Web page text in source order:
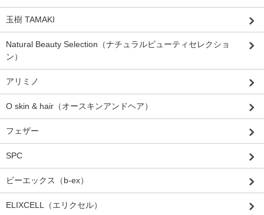
玉樹 TAMAKI
Natural Beauty Selection（ナチュラルビューティセレクショ
ン）
アリミノ
O skin & hair（オースキンアンドヘア）
フェザー
SPC
ビーエックス（b-ex）
ELIXCELL（エリクセル）